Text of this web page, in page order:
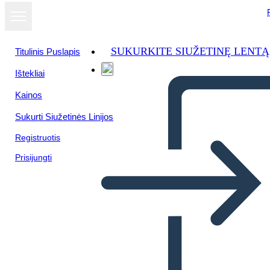
Titulinis Puslapis
Ištekliai
Kainos
Sukurti Siužetinės Linijos
Registruotis
Prisijungti
SUKURKITE SIUŽETINĘ LENTĄ